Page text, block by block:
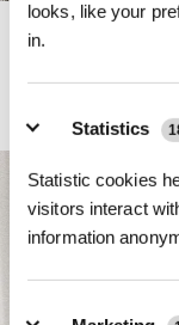
looks, like your
in.
Statistics
Statistic cookies
visitors interact
information
Staub und Schmutz
und gründliche